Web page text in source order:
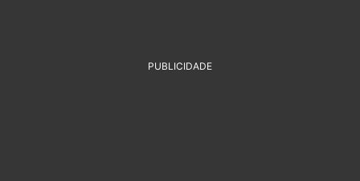
PUBLICIDADE